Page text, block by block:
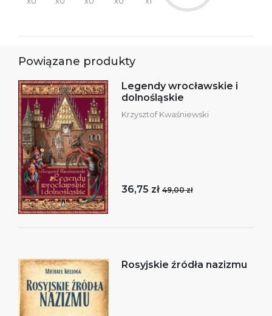
Powiązane produkty
Legendy wrocławskie i
dolnośląskie
Krzysztof Kwaśniewski
36,75 zł 49,00 zł
Rosyjskie źródła nazizmu